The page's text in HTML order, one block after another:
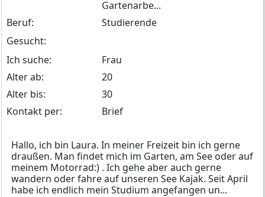
Gartenarbe...
Beruf:
Studierende
Gesucht:
Ich suche:
Frau
Alter ab:
20
Alter bis:
30
Kontakt per:
Brief
Hallo, ich bin Laura. In meiner Freizeit bin ich gerne
draußen. Man findet mich im Garten, am See oder auf
meinem Motorrad:) . Ich gehe aber auch gerne
wandern oder fahre auf unseren See Kajak. Seit April
habe ich endlich mein Studium angefangen un...